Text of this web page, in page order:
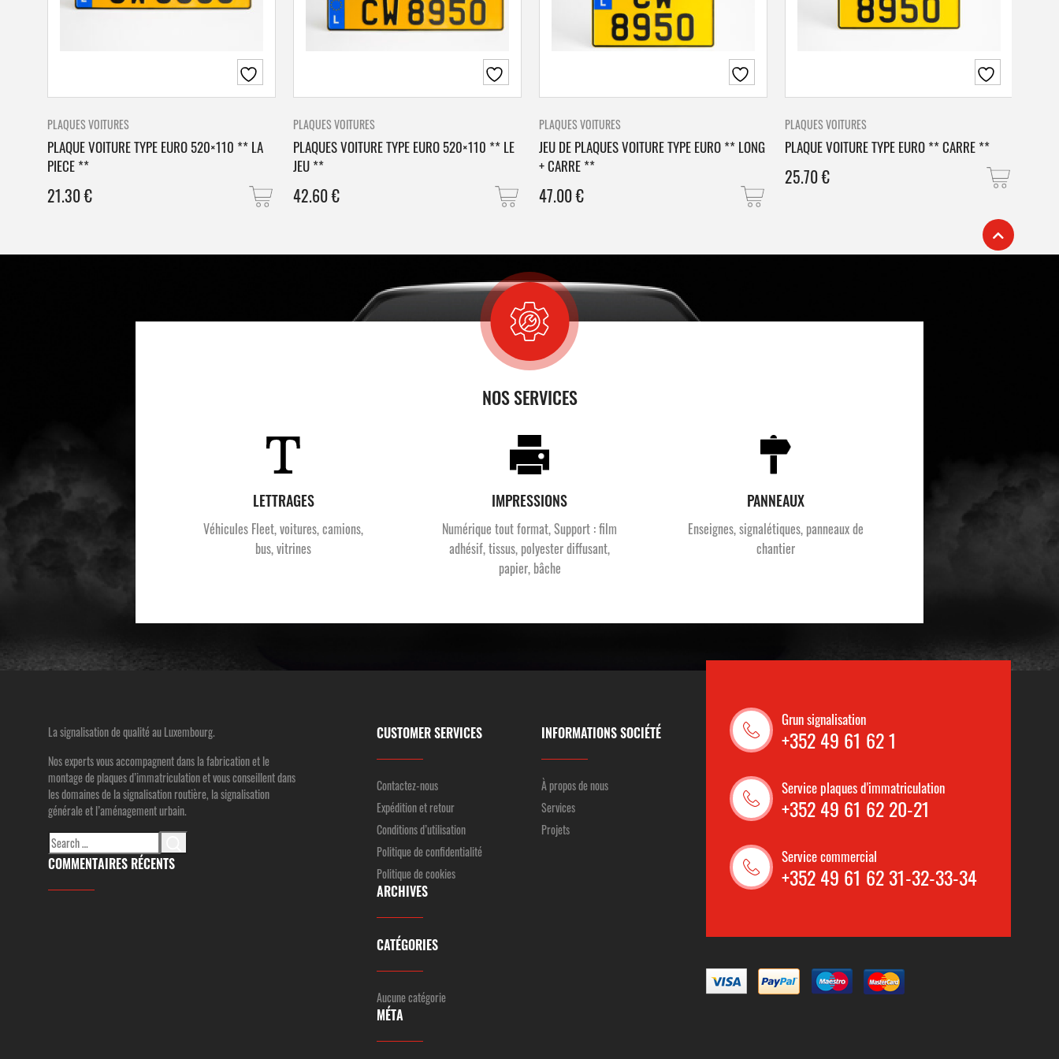
PLAQUES VOITURES
PLAQUE VOITURE TYPE EURO 520×110 ** LA
PIECE **
21.30€
PLAQUES VOITURES
PLAQUES VOITURE TYPE EURO 520×110 ** LE
JEU **
42.60€
PLAQUES VOITURES
JEU DE PLAQUES VOITURE TYPE EURO ** LONG
+ CARRE **
47.00€
PLAQUES VOITURES
PLAQUE VOITURE TYPE EURO ** CARRE **
25.70€
NOS SERVICES
LETTRAGES
Véhicules Fleet, voitures, camions,
bus, vitrines
IMPRESSIONS
Numérique tout format, Support : film
adhésif, tissus, polyester diffusant,
papier, bâche
PANNEAUX
Enseignes, signalétiques, panneaux de
chantier
La signalisation de qualité au Luxembourg.
Nos experts vous accompagnent dans la fabrication et le
montage de plaques d’immatriculation et vous conseillent dans
les domaines de la signalisation routière, la signalisation
générale et l’aménagement urbain.
Search
for:
COMMENTAIRES RÉCENTS
CUSTOMER SERVICES
Contactez-nous
Expédition et retour
Conditions d’utilisation
Politique de confidentialité
Politique de cookies
ARCHIVES
CATÉGORIES
Aucune catégorie
MÉTA
INFORMATIONS SOCIÉTÉ
À propos de nous
Services
Projets
Grun signalisation
+352 49 61 62 1
Service plaques d'immatriculation
+352 49 61 62 20-21
Service commercial
+352 49 61 62 31-32-33-34